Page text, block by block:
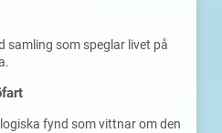
samling som speglar livet på
fynd som vittnar om den